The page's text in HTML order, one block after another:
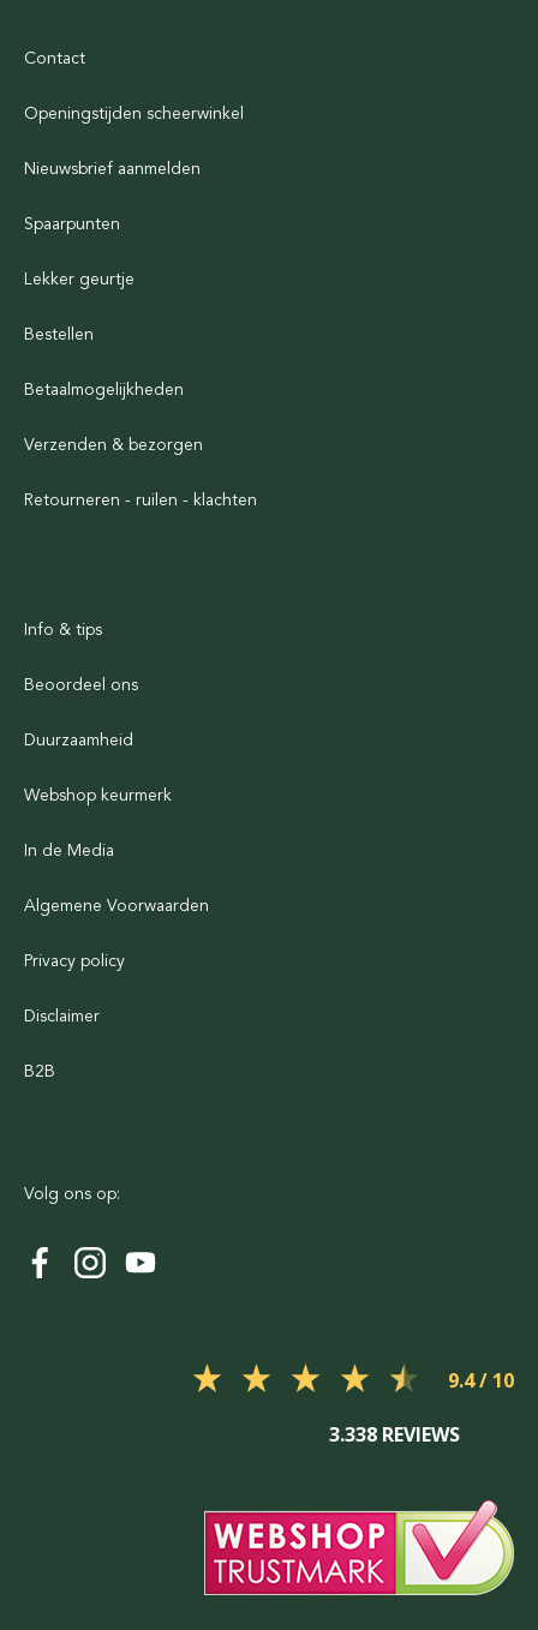
Contact
Openingstijden scheerwinkel
Nieuwsbrief aanmelden
Spaarpunten
Lekker geurtje
Bestellen
Betaalmogelijkheden
Verzenden & bezorgen
Retourneren - ruilen - klachten
Info & tips
Beoordeel ons
Duurzaamheid
Webshop keurmerk
In de Media
Algemene Voorwaarden
Privacy policy
Disclaimer
B2B
Volg ons op:
9.4
3.338 REVIEWS